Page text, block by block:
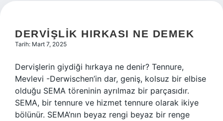
DERVIŞLIK HIRKASI NE DEMEK
Tarih: Mart 7, 2025
Dervişlerin giydiği hırkaya ne denir? Tennure,
Mevlevi -Derwischen’in dar, geniş, kolsuz bir elbise
olduğu SEMA töreninin ayrılmaz bir parçasıdır.
SEMA, bir tennure ve hizmet tennure olarak ikiye
bölünür. SEMA’nın beyaz rengi beyaz bir renge